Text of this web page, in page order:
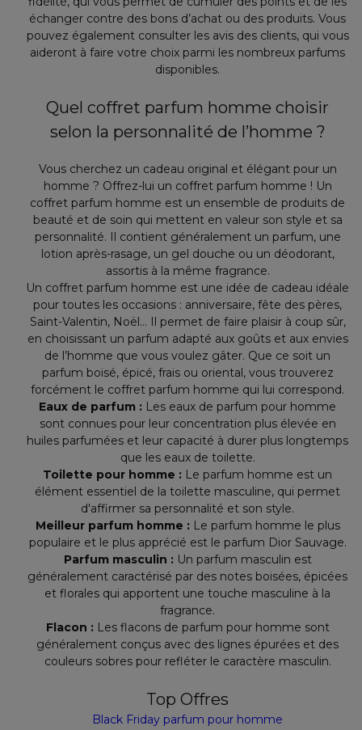
échanger contre des bons d’achat ou des produits. Vous
pouvez également consulter les avis des clients, qui vous
aideront à faire votre choix parmi les nombreux parfums
disponibles.
Quel coffret parfum homme choisir
selon la personnalité de l’homme ?
Vous cherchez un cadeau original et élégant pour un
homme ? Offrez-lui un coffret parfum homme ! Un
coffret parfum homme est un ensemble de produits de
beauté et de soin qui mettent en valeur son style et sa
personnalité. Il contient généralement un parfum, une
lotion après-rasage, un gel douche ou un déodorant,
assortis à la même fragrance.
Un coffret parfum homme est une idée de cadeau idéale
pour toutes les occasions : anniversaire, fête des pères,
Saint-Valentin, Noël… Il permet de faire plaisir à coup sûr,
en choisissant un parfum adapté aux goûts et aux envies
de l’homme que vous voulez gâter. Que ce soit un
parfum boisé, épicé, frais ou oriental, vous trouverez
forcément le coffret parfum homme qui lui correspond.
Eaux de parfum : Les eaux de parfum pour homme
sont connues pour leur concentration plus élevée en
huiles parfumées et leur capacité à durer plus longtemps
que les eaux de toilette.
Toilette pour homme : Le parfum homme est un
élément essentiel de la toilette masculine, qui permet
d'affirmer sa personnalité et son style.
Meilleur parfum homme : Le parfum homme le plus
populaire et le plus apprécié est le parfum Dior Sauvage.
Parfum masculin : Un parfum masculin est
généralement caractérisé par des notes boisées, épicées
et florales qui apportent une touche masculine à la
fragrance.
Flacon : Les flacons de parfum pour homme sont
généralement conçus avec des lignes épurées et des
couleurs sobres pour refléter le caractère masculin.
Top Offres
Black Friday parfum pour homme